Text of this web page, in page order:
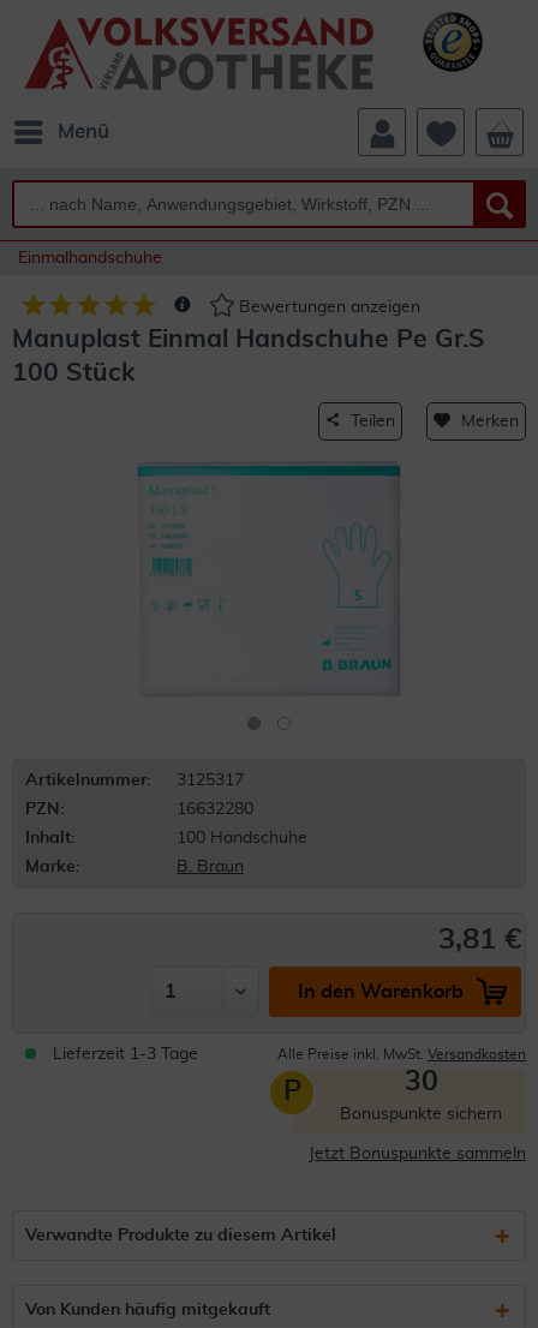
Menü
Einmalhandschuhe
Bewertungen anzeigen
Manuplast Einmal Handschuhe Pe Gr.S
100 Stück
Teilen Merken
Artikelnummer:
3125317
PZN:
16632280
Inhalt:
100 Handschuhe
Marke:
B. Braun
3,81 €
In den Warenkorb
Lieferzeit 1-3 Tage Alle Preise inkl. MwSt. Versandkosten
P 30
Bonuspunkte sichern
Jetzt Bonuspunkte sammeln
Verwandte Produkte zu diesem Artikel
Von Kunden häufig mitgekauft